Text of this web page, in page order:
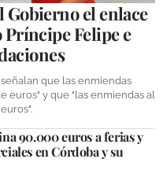
Gobierno el enlace
Príncipe Felipe e
que las enmiendas
euros" y que "las enmiendas al
90.000 euros a ferias y
en Córdoba y su